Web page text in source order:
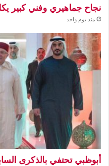
نجاح جماهيري وفني كبير
منذ يوم واحد
أبوظبي تحتفي بالذكرى